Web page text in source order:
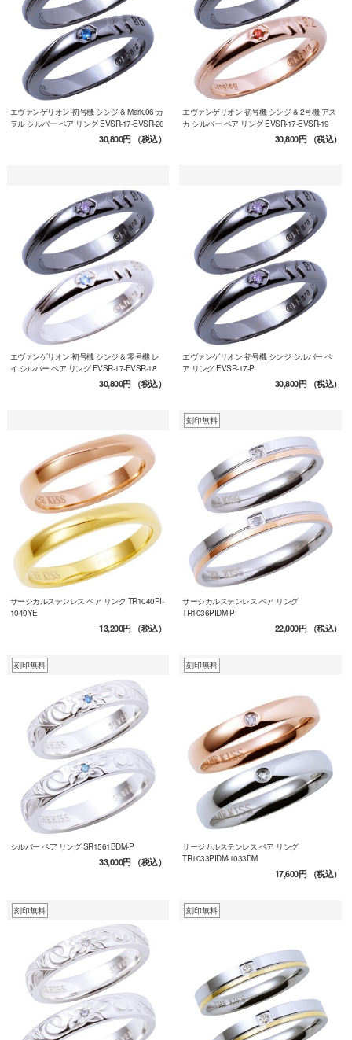
エヴァンゲリオン 初号機 シンジ & Mark.06 カ
ヲル シルバー ペア リング EVSR-17-EVSR-20
30,800円（税込）
エヴァンゲリオン 初号機 シンジ & 2号機 アス
カ シルバー ペア リング EVSR-17-EVSR-19
30,800円（税込）
エヴァンゲリオン 初号機 シンジ & 零号機 レ
イ シルバー ペア リング EVSR-17-EVSR-18
30,800円（税込）
エヴァンゲリオン 初号機 シンジ シルバー ペ
ア リング EVSR-17-P
30,800円（税込）
サージカルステンレス ペア リング TR1040PI-
1040YE
13,200円（税込）
刻印無料
サージカルステンレス ペア リング
TR1036PIDM-P
22,000円（税込）
刻印無料
シルバー ペア リング SR1561BDM-P
33,000円（税込）
刻印無料
サージカルステンレス ペア リング
TR1033PIDM-1033DM
17,600円（税込）
刻印無料 刻印無料